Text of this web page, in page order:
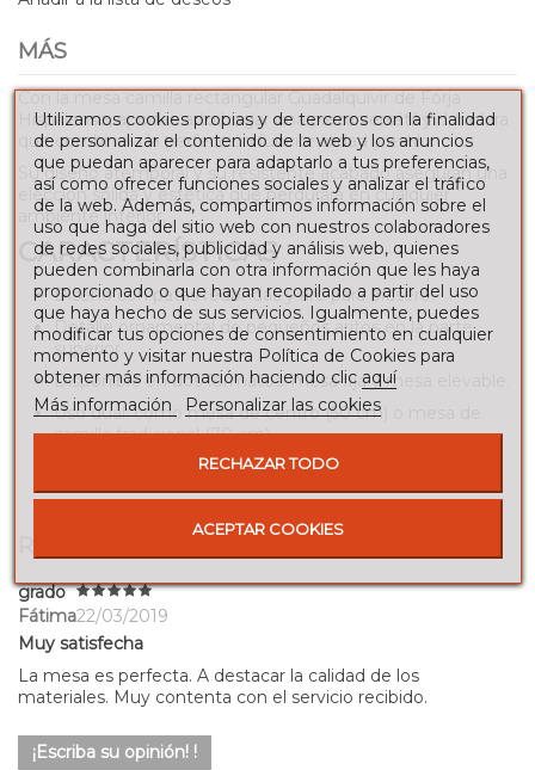
MÁS
Con la mesa camilla rectangular Guadalquivir de Forja
Hispalense, aportas a tu hogar una pieza versátil y duradera
que combina a la perfección funcionalidad y estilo.
Su diseño atemporal y su resistente acabado aseguran una
elección sólida y estética que perdurará en cualquier
ambiente interior.
CARACTERÍSTICAS
Diseño con patas redondas y aro para brasero.
Detalle ornamental de pequeños aritos en la parte
superior.
Disponible en dos formatos: mesa fija y mesa elevable.
Uso dual: como mesa de centro (50 cm) o mesa de
camilla tradicional (70 cm).
Montaje sencillo sin herramientas especiales.
grado
Fátima22/03/2019
Muy satisfecha
La mesa es perfecta. A destacar la calidad de los
materiales. Muy contenta con el servicio recibido.
¡Escriba su opinión! !
Utilizamos cookies propias y de terceros con la finalidad
de personalizar el contenido de la web y los anuncios
que puedan aparecer para adaptarlo a tus preferencias,
así como ofrecer funciones sociales y analizar el tráfico
de la web. Además, compartimos información sobre el
uso que haga del sitio web con nuestros colaboradores
de redes sociales, publicidad y análisis web, quienes
pueden combinarla con otra información que les haya
proporcionado o que hayan recopilado a partir del uso
que haya hecho de sus servicios. Igualmente, puedes
modificar tus opciones de consentimiento en cualquier
momento y visitar nuestra Política de Cookies para
obtener más información haciendo clic aquí
Más información
Personalizar las cookies
RECHAZAR TODO
ACEPTAR COOKIES